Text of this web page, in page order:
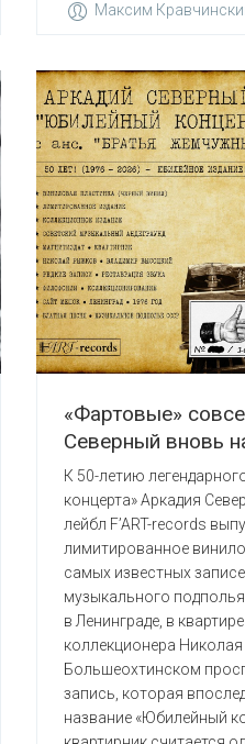
Максим
«Фартовые»
Северный вновь
К 50-летию
концерта» Аркадия
лейбл F’ART-records
лимитированное
самых известных
музыкального
в Ленинграде, в
коллекционера
Большеохтинском
запись, которая
название «Юбилейный